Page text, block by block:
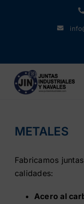
Empresa
METALES
Fabricamos
calidades:
Acero al